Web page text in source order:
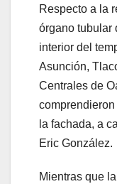
Respecto a la
órgano tubular
interior del
Asunción,
Centrales de
la fachada, a
Eric González.
Mientras que